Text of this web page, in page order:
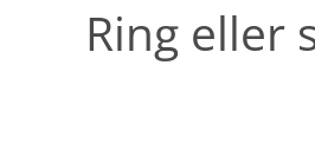
Ring eller